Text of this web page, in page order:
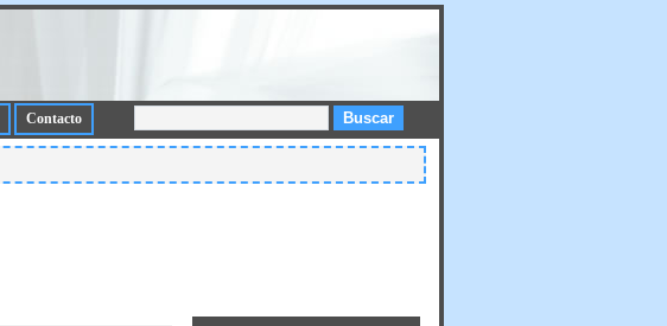
Buscar
Contacto